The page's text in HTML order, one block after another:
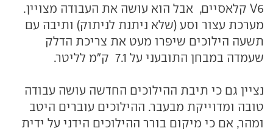
V6 קלאסיים, אבל הוא עושה את העבודה מצויין.
מערכת עצור וסע (שלא ניתנת לניתוק) ותיבה עם
תשעה הילוכים שיפרו מעט את צריכת הדלק
שעמדה במבחן התובעני על 7.1 ק"מ לליטר.
נציין גם כי תיבת ההילוכים החדשה עושה עבודה
טובה ומדוייקת מבעבר. ההילוכים עוברים היטב
ומהר, אם כי מיקום בורר ההילוכים הידני על ידית